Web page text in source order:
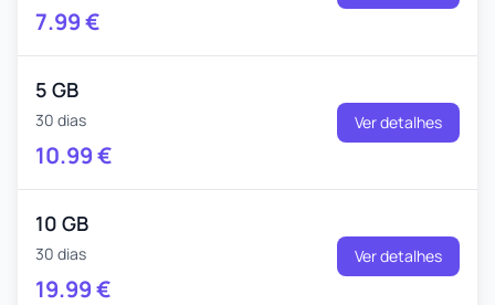
7.99€
5 GB
30 dias
10.99€
Ver detalhes
10 GB
30 dias
19.99€
Ver detalhes